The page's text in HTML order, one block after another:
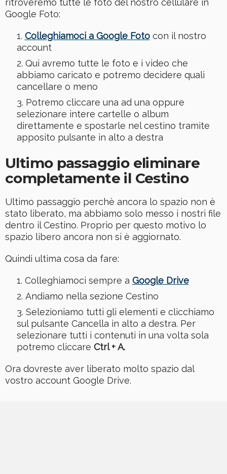
Google Foto:
Colleghiamoci a Google Fotocon il nostro
account
Qui avremo tutte le foto e i video che
abbiamo caricato e potremo decidere quali
cancellare o meno
Potremo cliccare una ad una oppure
selezionare intere cartelle o album
direttamente e spostarle nel cestino tramite
apposito pulsante in alto a destra
Ultimo passaggio eliminare
completamente il Cestino
Ultimo passaggio perchè ancora lo spazio non è
stato liberato, ma abbiamo solo messo i nostri file
dentro il Cestino. Proprio per questo motivo lo
spazio libero ancora non si è aggiornato.
Quindi ultima cosa da fare:
Colleghiamoci sempre a Google Drive
Andiamo nella sezione Cestino
Selezioniamo tutti gli elementi e clicchiamo
sul pulsante Cancella in alto a destra. Per
selezionare tutti i contenuti in una volta sola
potremo cliccare Ctrl + A.
Ora dovreste aver liberato molto spazio dal
vostro account Google Drive.